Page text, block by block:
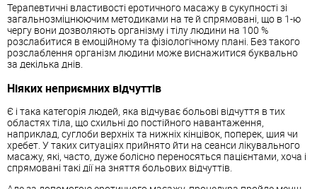
Терапевтичні властивості еротичного масажу в сукупності зі
загальнозміцнюючим методиками на те й спрямовані, що в 1-ю
чергу вони дозволяють організму і тілу людини на 100 %
розслабитися в емоційному та фізіологічному плані. Без такого
розслаблення організм людини може виснажитися буквально
за декілька днів.
Ніяких неприємних відчуттів
Є і така категорія людей, яка відчуває больові відчуття в тих
областях тіла, що схильні до постійного навантаження,
наприклад, суглоби верхніх та нижніх кінцівок, поперек, шия чи
хребет. У таких ситуаціях прийнято йти на сеанси лікувального
масажу, які, часто, дуже болісно переносяться пацієнтами, хоча і
спрямовані такі дії на зняття больових відчуттів.